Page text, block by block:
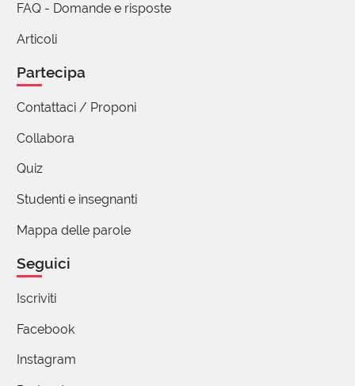
FAQ - Domande e risposte
Articoli
Partecipa
Contattaci / Proponi
Collabora
Quiz
Studenti e insegnanti
Mappa delle parole
Seguici
Iscriviti
Facebook
Instagram